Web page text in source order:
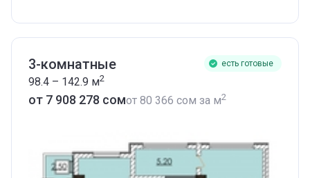
3-комнатные есть готовые
98.4 – 142.9 м2
от ‍7 908 278 сомот ‍80 366 сом за м2